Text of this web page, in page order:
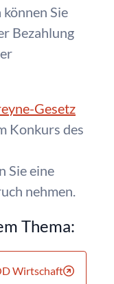
Sie
Bezahlung
Gesetz
Konkurs des
Sie eine
nehmen.
Thema:
Wirtschaft